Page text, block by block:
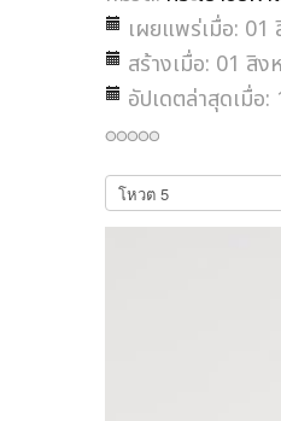
เผยแพร่เมื่อ: 01
สร้างเมื่อ: 01 สิง
อัปเดตล่าสุดเมื่อ
กรุณา
ให้
คะแนน